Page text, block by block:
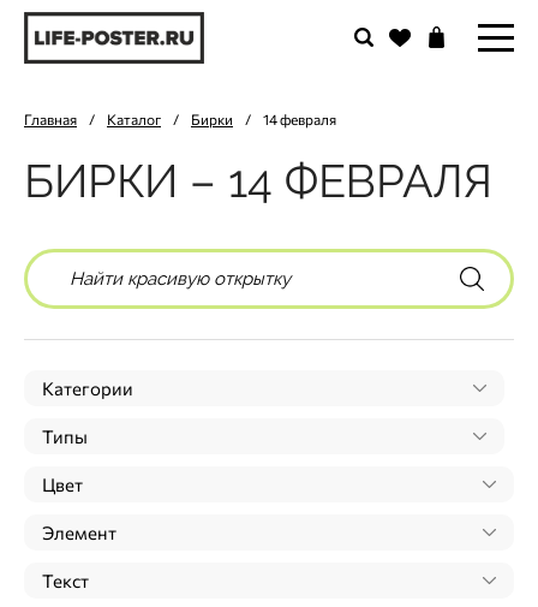
Главная / Каталог / Бирки / 14 февраля
БИРКИ – 14 ФЕВРАЛЯ
Категории
Типы
Цвет
Элемент
Текст